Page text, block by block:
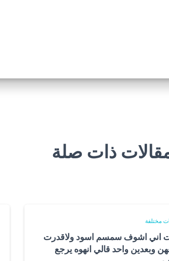
ذات صلة
مختلفة
اني اشوف سمسم اسود ولاقدرت
وبعدين واحد قالي انهوه يرجع